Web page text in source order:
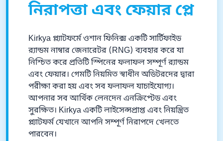
নিরাপত্তা এবং ফেয়ার প্লে
Kirkya প্ল্যাটফর্মে ওশান ফিনিক্স একটি সার্টিফাইড
র‍্যান্ডম নাম্বার জেনারেটর (RNG) ব্যবহার করে যা
নিশ্চিত করে প্রতিটি স্পিনের ফলাফল সম্পূর্ণ র‍্যান্ডম
এবং ফেয়ার। গেমটি নিয়মিত স্বাধীন অডিটরদের দ্বারা
পরীক্ষা করা হয় এবং সব ফলাফল যাচাইযোগ্য।
আপনার সব আর্থিক লেনদেন এনক্রিপ্টেড এবং
সুরক্ষিত। Kirkya একটি লাইসেন্সপ্রাপ্ত এবং নিয়ন্ত্রিত
প্ল্যাটফর্ম যেখানে আপনি সম্পূর্ণ নিরাপদে খেলতে
পারবেন।